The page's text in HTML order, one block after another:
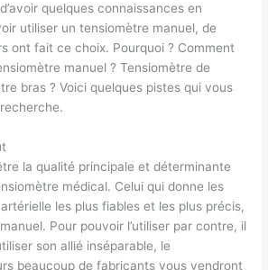
quelques connaissances en
utiliser un tensiomètre manuel, de
ont fait ce choix. Pourquoi ? Comment
manuel ? Tensiomètre de
bras ? Voici quelques pistes qui vous
la qualité principale et déterminante
médical. Celui qui donne les
les plus fiables et les plus précis,
Pour pouvoir l’utiliser par contre, il
son allié inséparable, le
beaucoup de fabricants vous vendront